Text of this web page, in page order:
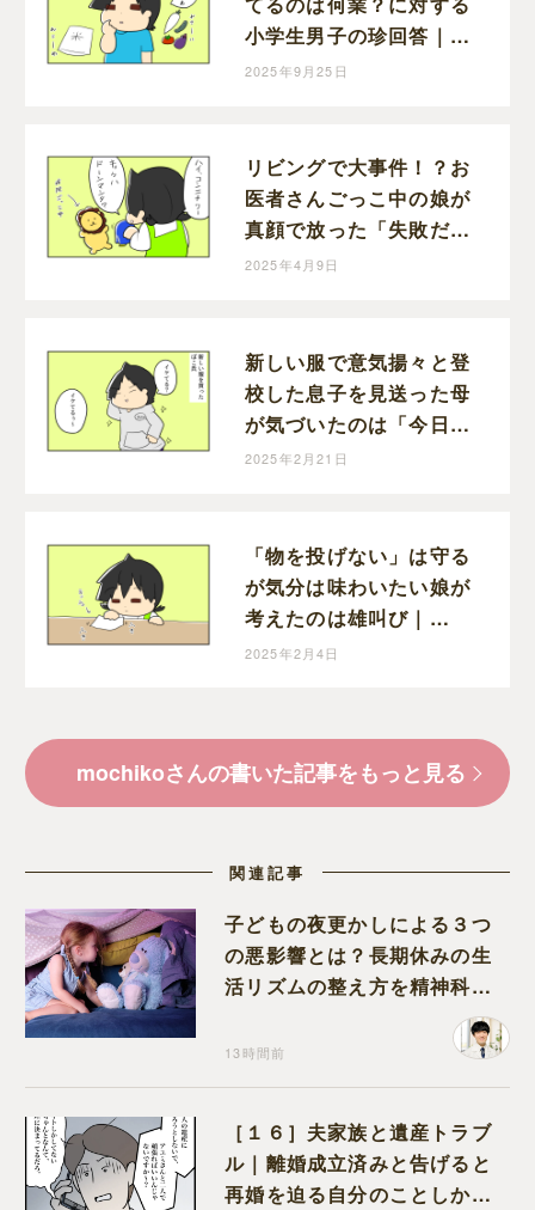
小学生男子の珍回答｜
mochikoの育児マンガ
2025年9月25日
リビングで大事件！？お
医者さんごっこ中の娘が
真顔で放った「失敗だ」
｜mochikoの育児マンガ
2025年4月9日
新しい服で意気揚々と登
校した息子を見送った母
が気づいたのは「今日、
習字ある日」｜mochiko
2025年2月21日
「物を投げない」は守る
が気分は味わいたい娘が
考えたのは雄叫び｜
mochikoの育児マンガ
2025年2月4日
mochikoさんの書いた記事をもっと見る
関連記事
子どもの夜更かしによる３つ
の悪影響とは？長期休みの生
活リズムの整え方を精神科医
13時間前
［１６］夫家族と遺産トラブ
ル｜離婚成立済みと告げると
再婚を迫る自分のことしか考